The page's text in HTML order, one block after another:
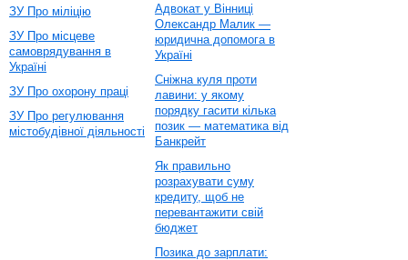
ЗУ Про міліцію
ЗУ Про місцеве
самоврядування в
Україні
ЗУ Про охорону праці
ЗУ Про регулювання
містобудівної діяльності
Адвокат у Вінниці
Олександр Малик —
юридична допомога в
Україні
Сніжна куля проти
лавини: у якому
порядку гасити кілька
позик — математика від
Банкрейт
Як правильно
розрахувати суму
кредиту, щоб не
перевантажити свій
бюджет
Позика до зарплати: